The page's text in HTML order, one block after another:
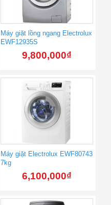
Máy giặt lồng ngang Electrolux
EWF12935S
9,800,000₫
Máy giặt Electrolux EWF80743
7kg
6,100,000₫